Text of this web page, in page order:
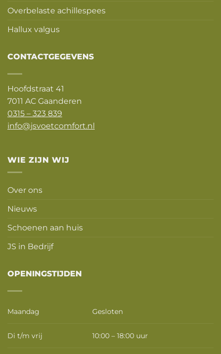
Overbelaste achillespees
Hallux valgus
CONTACTGEGEVENS
Hoofdstraat 41
7011 AC Gaanderen
0315 – 323 839
info@jsvoetcomfort.nl
WIE ZIJN WIJ
Over ons
Nieuws
Schoenen aan huis
JS in Bedrijf
OPENINGSTIJDEN
Maandag Gesloten
Di t/m vrij 10:00 – 18:00 uur